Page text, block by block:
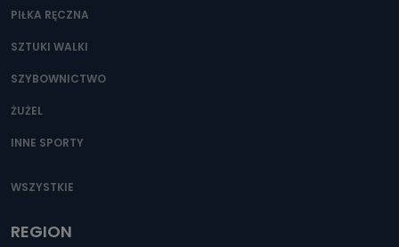
PIŁKA RĘCZNA
SZTUKI WALKI
SZYBOWNICTWO
ŻUŻEL
INNE SPORTY
WSZYSTKIE
REGION